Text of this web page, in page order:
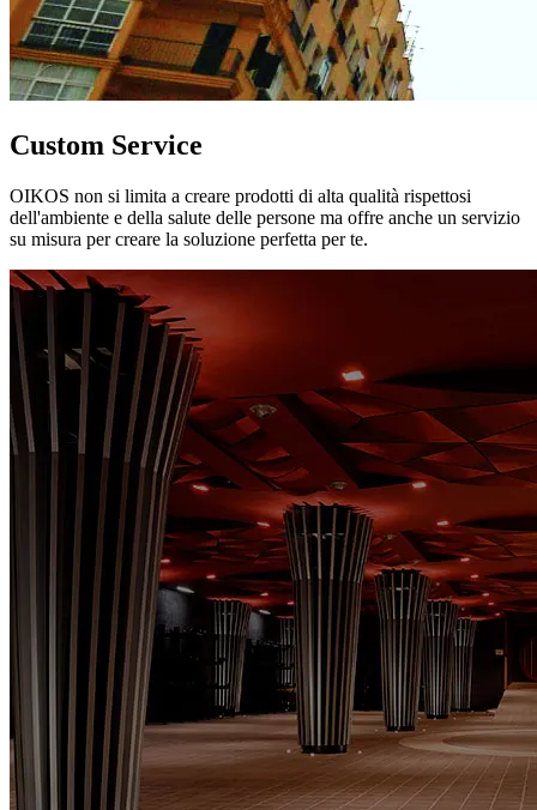
Custom Service
OIKOS non si limita a creare prodotti di alta qualità rispettosi
dell'ambiente e della salute delle persone ma offre anche un servizio
su misura per creare la soluzione perfetta per te.